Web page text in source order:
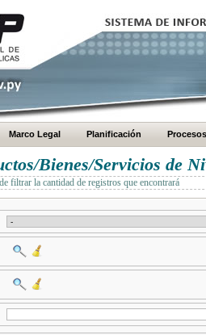
Marco Legal Planificación Procesos
Bienes/Servicios de
filtrar la cantidad de registros que encontrará